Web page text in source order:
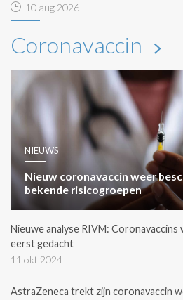
10 aug 2026
Coronavaccin
NIEUWS
Nieuw coronavaccin weer
bekende risicogroepen
Nieuwe analyse RIVM:
eerst gedacht
11 okt 2024
AstraZeneca trekt zijn coronavaccin